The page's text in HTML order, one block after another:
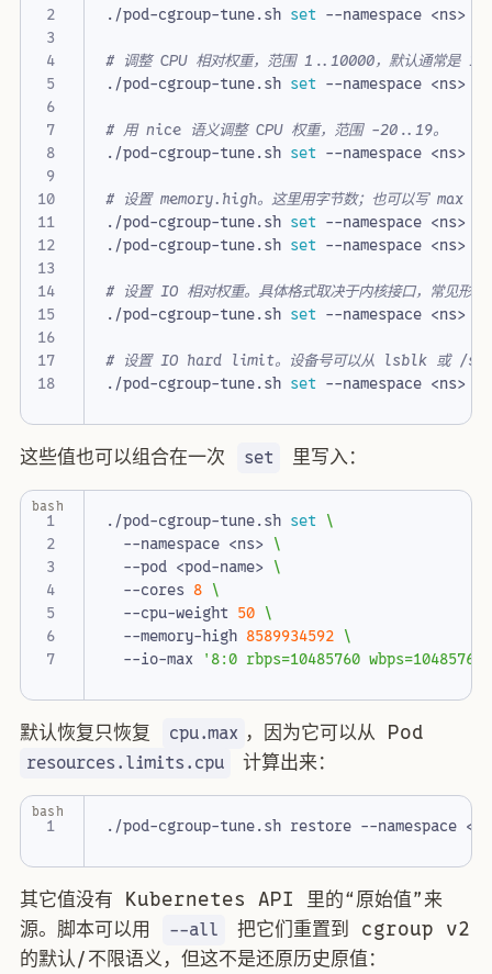
2
4
5
6
7
8
9
10
11
12
14
15
16
17
18
./pod-cgroup-tune.sh set --namespace <ns>
# 调整 CPU 相对权重，范围 1..10000，默认通常是
./pod-cgroup-tune.sh set --namespace <ns>
# 用 nice 语义调整 CPU 权重，范围 -20..19。
./pod-cgroup-tune.sh set --namespace <ns>
# 设置 memory.high。这里用字节数；也可以写 max
./pod-cgroup-tune.sh set --namespace <ns>
./pod-cgroup-tune.sh set
# 设置 IO 相对权重。具体格式取决于内核接口，常
./pod-cgroup-tune.sh set --namespace <ns>
# 设置 IO hard limit。设备号可以从 lsblk 或 /
./pod-cgroup-tune.sh set --namespace <ns>
这些值也可以组合在一次 set 里写入：
1
2
4
5
6
7
./pod-cgroup-tune.sh set
  --namespace <ns>
  --pod <pod-name>
  --cores
8
  --cpu-weight
50
  --memory-high
8589934592
  --io-max
'8:0 rbps=10485760 wbps=10485760'
bash
默认恢复只恢复 cpu.max ，因为它可以从 Pod
resources.limits.cpu 计算出来：
1
bash
其它值没有 Kubernetes API 里的“原始值”来
源。脚本可以用
--all
把它们重置到 cgroup v2
的默认/不限语义，但这不是还原历史原值：